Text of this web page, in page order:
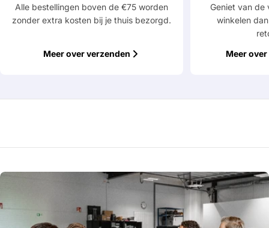
Alle bestellingen boven de €75 worden
zonder extra kosten bij je thuis bezorgd.
Meer over verzenden
Geniet van de
winkelen
Meer